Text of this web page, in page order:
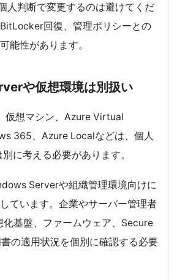
人判断で変更するのは避けてくだ
回復、管理ポリシーとの
能性があります。
や仮想環境は別扱い
仮想マシン、Azure Virtual
365、Azure Localなどは、個人
に考える必要があります。
Serverや組織管理環境向けに
ています。企業やサーバー管理者
化基盤、ファームウェア、Secure
の適用状況を個別に確認する必要